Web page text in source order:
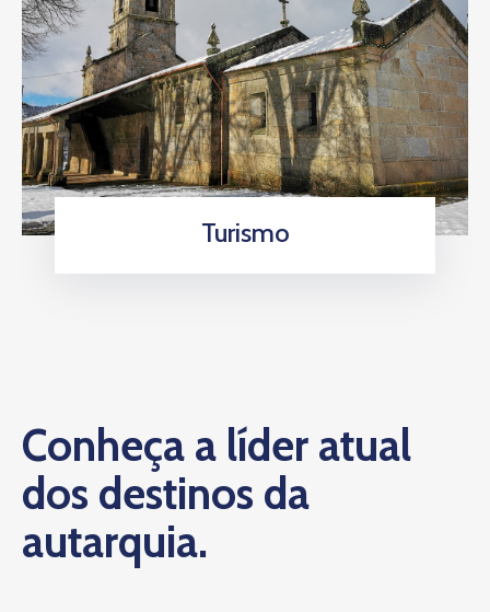
Turismo
Conheça a líder atual
dos destinos da
autarquia.